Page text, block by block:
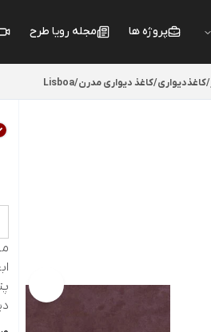
پروژه ها مجله رویا طرح
/کاغذدیواری/کاغذ دیواری مدرن/
Lisboa